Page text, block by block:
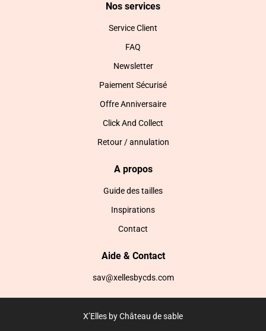
Nos services
Service Client
FAQ
Newsletter
Paiement Sécurisé
Offre Anniversaire
Click And Collect
Retour / annulation
A propos
Guide des tailles
Inspirations
Contact
Aide & Contact
sav@xellesbycds.com
X’Elles by Château de sable